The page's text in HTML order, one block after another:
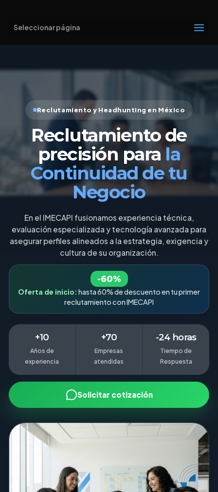
Seleccionar página
Reclutamiento y Headhunting en México
Reclutamiento de
precisión para la
Continuidad de tu
Negocio
En el IMECAPI fusionamos experiencia técnica,
evaluación especializada y tecnología avanzada para
asegurar perfiles alineados a la estrategia, exigencia y
cultura de su organización.
-60%
Oferta de inicio: hasta 60% de descuento en tu primer
reclutamiento con IMECAPI
+10
Años de
experiencia
+70
Empresas
atendidas
-24 horas
Tiempo de
Respuesta
Solicitar cotización